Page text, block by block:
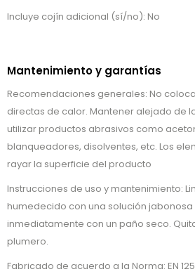
Incluye cojín adicional (sí/no): No
Mantenimiento y garantías
Recomendaciones generales: No
directas de calor. Mantener alejado de
utilizar productos abrasivos como
blanqueadores, disolventes, etc. Los
rayar la superficie del producto
Instrucciones de uso y mantenimiento:
humedecido con una solución jabonosa
inmediatamente con un paño seco.
plumero.
Fabricado de acuerdo a la Norma: EN